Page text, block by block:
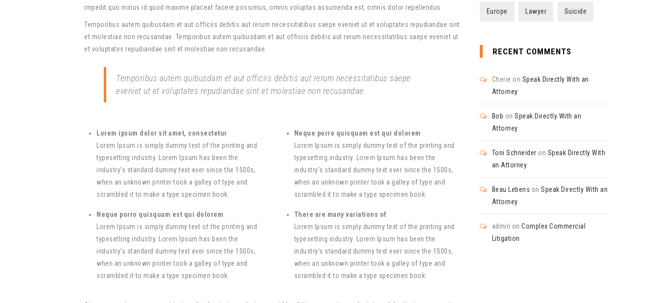
impedit quo minus id quod maxime placeat facere possimus, omnis voluptas assumenda est, omnis dolor repellendus.
Temporibus autem quibusdam et aut officiis debitis aut rerum necessitatibus saepe eveniet ut et voluptates repudiandae sint
et molestiae non recusandae. Temporibus autem quibusdam et aut officiis debitis aut rerum necessitatibus saepe eveniet ut
et voluptates repudiandae sint et molestiae non recusandae.
Temporibus autem quibusdam et aut officiis debitis aut rerum necessitatibus saepe
eveniet ut et voluptates repudiandae sint et molestiae non recusandae.
Lorem ipsum dolor sit amet, consectetur
Lorem Ipsum is simply dummy text of the printing and
typesetting industry. Lorem Ipsum has been the
industry’s standard dummy text ever since the 1500s,
when an unknown printer took a galley of type and
scrambled it to make a type specimen book.
Neque porro quisquam est qui dolorem
Lorem Ipsum is simply dummy text of the printing and
typesetting industry. Lorem Ipsum has been the
industry’s standard dummy text ever since the 1500s,
when an unknown printer took a galley of type and
scrambled it to make a type specimen book.
Neque porro quisquam est qui dolorem
Lorem Ipsum is simply dummy text of the printing and
typesetting industry. Lorem Ipsum has been the
industry’s standard dummy text ever since the 1500s,
when an unknown printer took a galley of type and
scrambled it to make a type specimen book.
There are many variations of
Lorem Ipsum is simply dummy text of the printing and
typesetting industry. Lorem Ipsum has been the
industry’s standard dummy text ever since the 1500s,
when an unknown printer took a galley of type and
scrambled it to make a type specimen book.
Europe Lawyer Suicide
RECENT COMMENTS
Cherie on Speak Directly With an
Attorney
Bob on Speak Directly With an
Attorney
Toni Schneider on Speak Directly With
an Attorney
Beau Lebens on Speak Directly With an
Attorney
admin on Complex Commercial
Litigation